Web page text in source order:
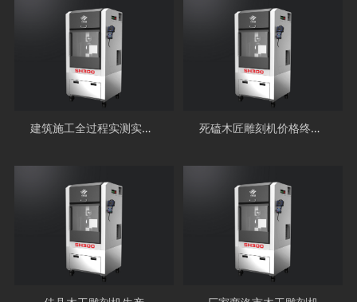
建筑施工全过程实测实量怎么做？总结到位！ 死磕木匠雕刻机价格终究会让厂家GAME OVER!